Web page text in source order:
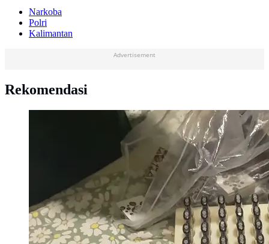
Narkoba
Polri
Kalimantan
Advertisement
Rekomendasi